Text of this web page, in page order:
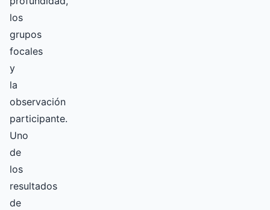
los
grupos
focales
y
la
observación
participante.
Uno
de
los
resultados
de